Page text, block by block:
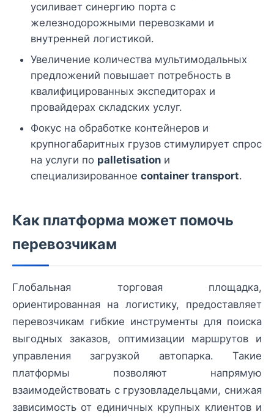
усиливает синергию порта с
железнодорожными перевозками и
внутренней логистикой.
Увеличение количества мультимодальных
предложений повышает потребность в
квалифицированных экспедиторах и
провайдерах складских услуг.
Фокус на обработке контейнеров и
крупногабаритных грузов стимулирует спрос
на услуги по palletisation и
специализированное container transport.
Как платформа может помочь
перевозчикам
Глобальная торговая площадка,
ориентированная на логистику, предоставляет
перевозчикам гибкие инструменты для поиска
выгодных заказов, оптимизации маршрутов и
управления загрузкой автопарка. Такие
платформы позволяют напрямую
взаимодействовать с грузовладельцами, снижая
зависимость от единичных крупных клиентов и